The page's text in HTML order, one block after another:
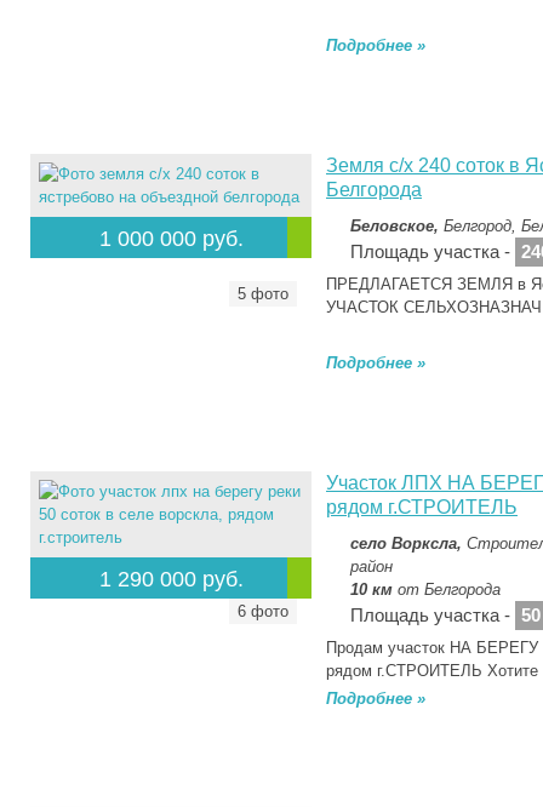
Подробнее »
1 000 000 руб.
5 фото
Земля с/х 240 соток в
Белгорода
Беловское, Белгород,
Площадь участка -
ПРЕДЛАГАЕТСЯ ЗЕМЛЯ в
УЧАСТОК
Подробнее »
1 290 000 руб.
6 фото
Участок ЛПХ НА
рядом г.СТРОИТЕЛЬ
село Ворксла,
район
10 км от Белгорода
Площадь участка - 50
Продам участок НА БЕРЕГУ
рядом г.СТРОИТЕЛЬ Хотите
Подробнее »